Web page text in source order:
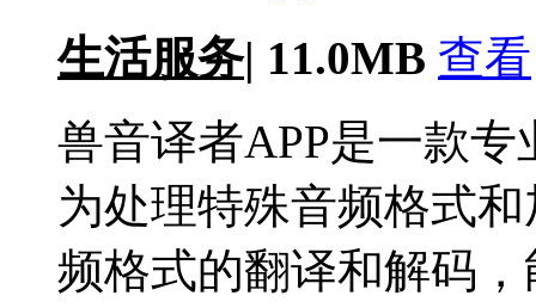
生活服务| 11.0MB 查看
兽音译者APP是一款
为处理特殊音频格式
频格式的翻译和解码